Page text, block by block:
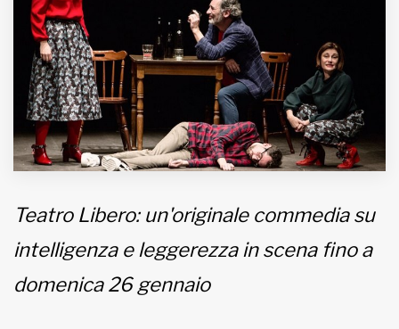
Inviateci le vostre segnalazioni
Iscriviti alla newsletter
www.viveremilano.info
Fondato e diretto da Enzo De
Imbonati, 89 20159 Milano (Italia)
Informativa sulla privacy
Teatro Libero: un'originale commedia su
intelligenza e leggerezza in scena fino a
domenica 26 gennaio